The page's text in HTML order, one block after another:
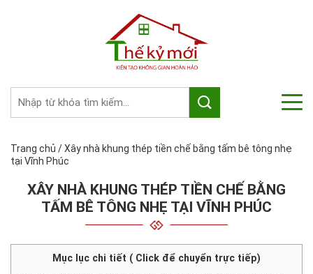
Trang chủ /Xây nhà khung thép tiền chế bằng tấm bê tông nhẹ
tại Vĩnh Phúc
XÂY NHÀ KHUNG THÉP TIỀN CHẾ BẰNG
TẤM BÊ TÔNG NHẸ TẠI VĨNH PHÚC
Mục lục chi tiết ( Click để chuyển trực tiếp)